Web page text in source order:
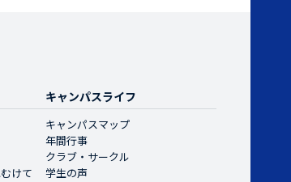
けて
キャンパスライフ
キャンパスマップ
年間行事
クラブ・サークル
学生の声